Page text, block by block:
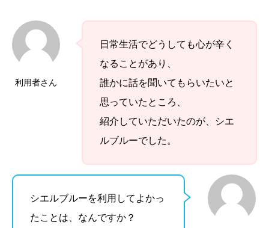
利用者さん
日常生活でどうしても心が辛く
なることがあり、
誰かに話を聞いてもらいたいと
思っていたところ、
紹介していただいたのが、シエ
ルブルーでした。
シエルブルーを利用してよかっ
たことは、なんですか？